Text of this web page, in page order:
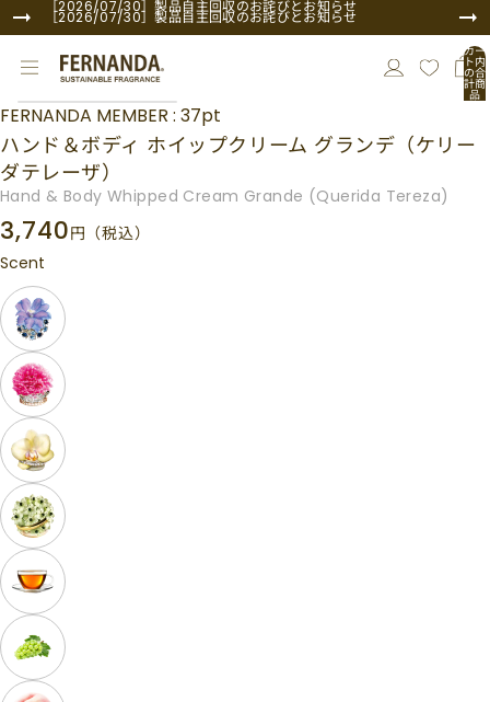
［2026/07/30］製品自主回収のお詫びとお知らせ
［2026/07/30］製品自主回収のお詫びとお知らせ
カー
ト内
の合
計商
品
数:
商品情報にスキップ
ハンド＆ボディ ホイップクリーム グランデ（ケリー
ダテレーザ）
Hand & Body Whipped Cream Grande (Querida Tereza)
3,740円 （税込）
FERNANDA MEMBER : 37pt
Scent